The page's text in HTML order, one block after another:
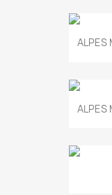
ALPES
ALPES